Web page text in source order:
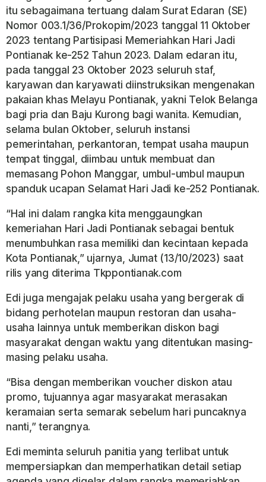
itu sebagaimana tertuang dalam Surat Edaran (SE)
Nomor 003.1/36/Prokopim/2023 tanggal 11 Oktober
2023 tentang Partisipasi Memeriahkan Hari Jadi
Pontianak ke-252 Tahun 2023. Dalam edaran itu,
pada tanggal 23 Oktober 2023 seluruh staf,
karyawan dan karyawati diinstruksikan mengenakan
pakaian khas Melayu Pontianak, yakni Telok Belanga
bagi pria dan Baju Kurong bagi wanita. Kemudian,
selama bulan Oktober, seluruh instansi
pemerintahan, perkantoran, tempat usaha maupun
tempat tinggal, diimbau untuk membuat dan
memasang Pohon Manggar, umbul-umbul maupun
spanduk ucapan Selamat Hari Jadi ke-252 Pontianak.
“Hal ini dalam rangka kita menggaungkan
kemeriahan Hari Jadi Pontianak sebagai bentuk
menumbuhkan rasa memiliki dan kecintaan kepada
Kota Pontianak,” ujarnya, Jumat (13/10/2023) saat
rilis yang diterima Tkppontianak.com
Edi juga mengajak pelaku usaha yang bergerak di
bidang perhotelan maupun restoran dan usaha-
usaha lainnya untuk memberikan diskon bagi
masyarakat dengan waktu yang ditentukan masing-
masing pelaku usaha.
“Bisa dengan memberikan voucher diskon atau
promo, tujuannya agar masyarakat merasakan
keramaian serta semarak sebelum hari puncaknya
nanti,” terangnya.
Edi meminta seluruh panitia yang terlibat untuk
mempersiapkan dan memperhatikan detail setiap